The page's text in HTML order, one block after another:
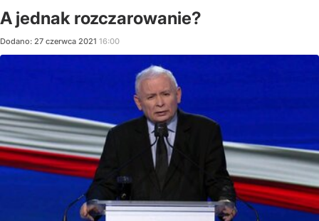
A jednak rozczarowanie?
Dodano: 27 czerwca 2021 16:00